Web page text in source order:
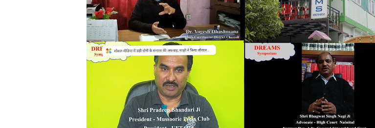
ड्रीम्स
का
गोल्डन
जानने
लिए
पढे